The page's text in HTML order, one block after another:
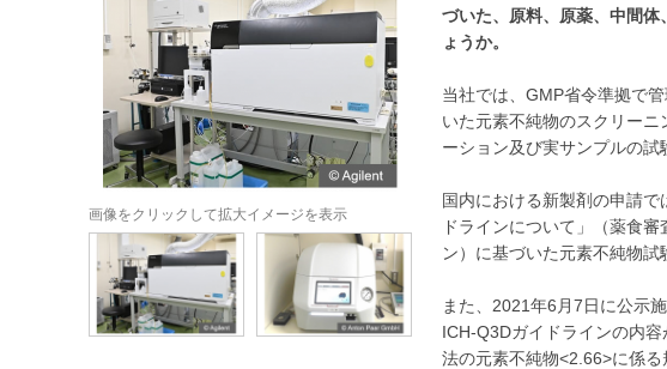
画像をクリックして拡大イメージを表示
づいた、
原料、原薬、中間
ょうか。
当社では、GMP省令準拠で
いた元素不純物のスクリー
ーション及び実サンプルの試
国内における新製剤の申請
ドラインについて」（薬食
ン）に基づいた元素不純物試
また、2021年6月7日に公示
ICH-Q3Dガイドラインの内
法の元素不純物<2.66>に係る